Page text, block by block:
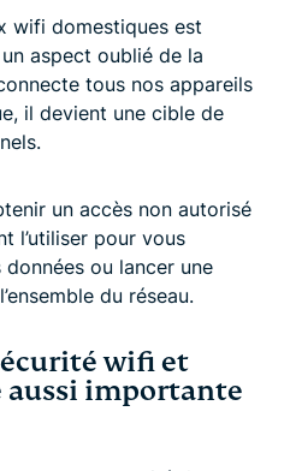
wifi domestiques est
aspect oublié de la
tous nos appareils
il devient une cible de
un accès non autorisé
l’utiliser pour vous
ou lancer une
du réseau.
wifi et
importante